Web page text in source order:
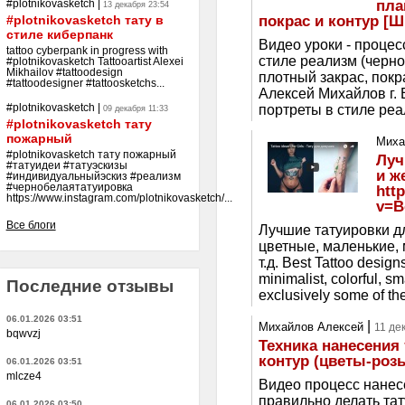
покрас и контур
Видео уроки -
стиле реализм
плотный закрас,
Алексей Михайлов г.
портреты в стиле
и
Лучшие татуировки
цветные,
т.д. Best Tattoo
minimalist, colorful,
exclusively some of
Михайлов Алексей| 11
Техника нанесения
контур (цветы-
Видео процесс
правильно делать
#plotnikovasketch 13 декабря 23:54
#plotnikovasketch тату в
стиле киберпанк
tattoo cyberpank in progress with
#plotnikovasketch Tattooartist Alexei
Mikhailov #tattoodesign
#tattoodesigner #tattoosketchs...
#plotnikovasketch 09 декабря 11:33
#plotnikovasketch тату
пожарный
#plotnikovasketch тату пожарный
#татуидеи #татуэскизы
#индивидуальныйэскиз #реализм
#чернобелаятатуировка
https://www.instagram.com/plotnikovasketch/...
Все блоги
Последние отзывы
06.01.2026 03:51
bqwvzj
06.01.2026 03:51
mlcze4